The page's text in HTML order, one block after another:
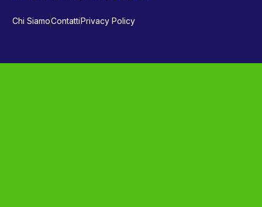
Chi SiamoContattiPrivacy Policy